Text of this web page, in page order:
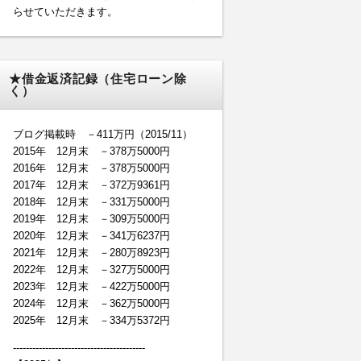
らせていただきます。
★借金返済記録（住宅ローン除
く）
ブログ掲載時 －411万円（2015/11）
2015年 12月末 －378万5000円
2016年 12月末 －378万5000円
2017年 12月末 －372万9361円
2018年 12月末 －331万5000円
2019年 12月末 －309万5000円
2020年 12月末 －341万6237円
2021年 12月末 －280万8923円
2022年 12月末 －327万5000円
2023年 12月末 －422万5000円
2024年 12月末 －362万5000円
2025年 12月末 －334万5372円
-----------------------------------------